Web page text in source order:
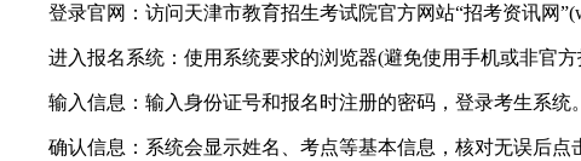
登录官网：访问天津市教育招生考试院官方网站“招考资讯网
进入报名系统：使用系统要求的浏览器(避免使用手机或非官方
输入信息：输入身份证号和报名时注册的密码，登录考生系统。
确认信息：系统会显示姓名、考点等基本信息，核对无误后点击